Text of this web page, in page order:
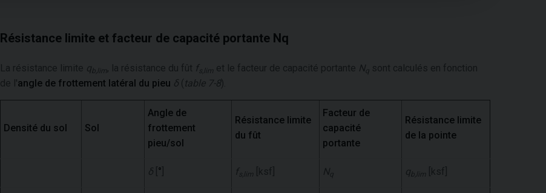
Résistance limite et facteur de capacité portante Nq
La résistance limite qb,lim, la résistance du fût fs,lim et le facteur de capacité portante Nq sont calculés en fonction
de l'angle de frottement latéral du pieu δ ( table 7-8).
Densité du sol Sol
Angle de
frottement
pieu/sol
Résistance limite
du fût
Facteur de
capacité
portante
Résistance limite
de la pointe
δ ° fs,lim [ksf] N q q b,lim [ksf]